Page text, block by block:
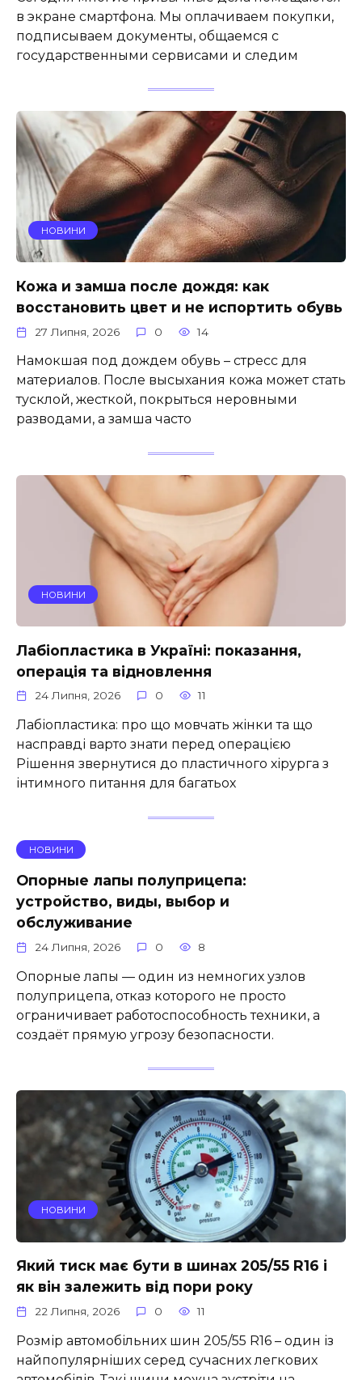
в экране смартфона. Мы оплачиваем покупки,
подписываем документы, общаемся с
государственными сервисами и следим
НОВИНИ
Кожа и замша после дождя: как
восстановить цвет и не испортить обувь
27 Липня, 2026 0 14
Намокшая под дождем обувь – стресс для
материалов. После высыхания кожа может стать
тусклой, жесткой, покрыться неровными
разводами, а замша часто
НОВИНИ
Лабіопластика в Україні: показання,
операція та відновлення
24 Липня, 2026 0 11
Лабіопластика: про що мовчать жінки та що
насправді варто знати перед операцією
Рішення звернутися до пластичного хірурга з
інтимного питання для багатьох
НОВИНИ
Опорные лапы полуприцепа:
устройство, виды, выбор и
обслуживание
24 Липня, 2026 0 8
Опорные лапы — один из немногих узлов
полуприцепа, отказ которого не просто
ограничивает работоспособность техники, а
создаёт прямую угрозу безопасности.
НОВИНИ
Який тиск має бути в шинах 205/55 R16 і
як він залежить від пори року
22 Липня, 2026 0 11
Розмір автомобільних шин 205/55 R16 – один із
найпопулярніших серед сучасних легкових